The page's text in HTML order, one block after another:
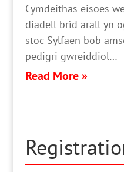
Cymdeithas eisoes
diadell brîd arall yn
stoc Sylfaen bob
pedigri gwreiddiol…
Read More »